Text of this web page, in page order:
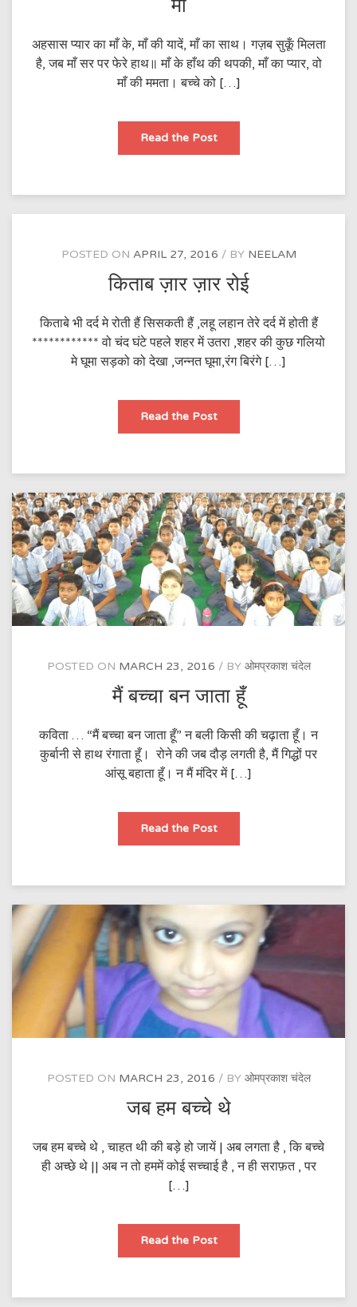
माँ
अहसास प्यार का माँ के, माँ की यादें, माँ का साथ। गज़ब सुकूँ मिलता
है, जब माँ सर पर फेरे हाथ॥ माँ के हाँथ की थपकी, माँ का प्यार, वो
माँ की ममता। बच्चे को […]
Read the Postमाँ
POSTED ON APRIL 27, 2016 BY NEELAM
किताब ज़ार ज़ार रोई
किताबे भी दर्द मे रोती हैं सिसकती हैं ,लहू लहान तेरे दर्द में होती हैं
************ वो चंद घंटे पहले शहर में उतरा ,शहर की कुछ गलियो
मे घूमा सड़को को देखा ,जन्नत घूमा,रंग बिरंगे […]
Read the Postकिताब
ज़ार
POSTED ON MARCH 23, 2016 BY ओमप्रकाश चंदेल
मैं बच्चा बन जाता हूँ
कविता … “मैं बच्चा बन जाता हूँ” न बली किसी की चढ़ाता हूँ। न
कुर्बानी से हाथ रंगाता हूँ। रोने की जब दौड़ लगती है, मैं गिद्धों पर
आंसू बहाता हूँ। न मैं मंदिर में […]
Read the Postमैं
बन
POSTED ON MARCH 23, 2016 BY ओमप्रकाश चंदेल
जब हम बच्चे थे
जब हम बच्चे थे , चाहत थी की बड़े हो जायें | अब लगता है , कि बच्चे
ही अच्छे थे || अब न तो हममें कोई सच्चाई है , न ही सराफ़त , पर
[…]
Read the Postजब
बच्चे